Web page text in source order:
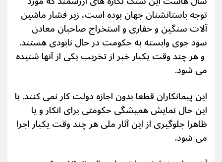
توجه باستانشنان جهان بوده است، زیر فشار ماشین
آلات سنگین و حفاری و استخراج صاحبان معادن
سود جوی وابسته به حکومت در حال نابودی هستند.
و هر چند وقت یکبار خبر از تخریب یکی از آنها شنیده
می شود.
این پیمانکاران قطعا بدون اجازه دولت کار نمی کنند. با
این حال نمایش همیشگی حکومتی برای انکار و یا
ظاهرا جلوگیری از این آثار ملی هر چند وقت یکبار اجرا
می شود.